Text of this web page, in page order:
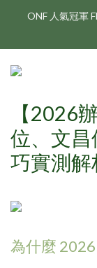
新會員
ONF 人氣冠軍
新會員
【2026
位、文
巧實測解
為什麼